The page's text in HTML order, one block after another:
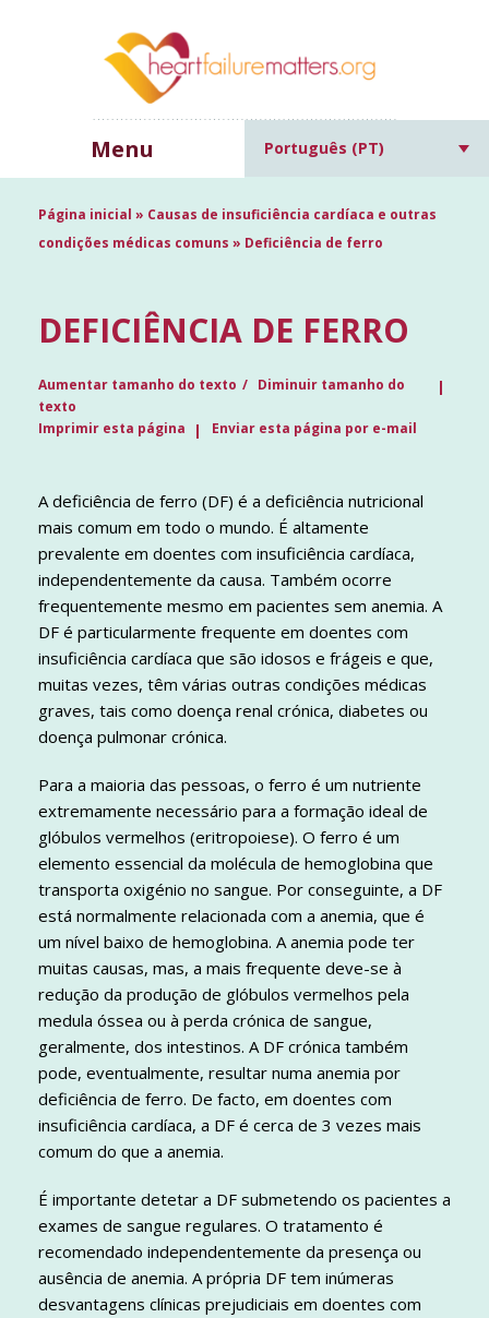
Menu Português (PT)
Página inicial » Causas de insuficiência cardíaca e outras
condições médicas comuns » Deficiência de ferro
DEFICIÊNCIA DE FERRO
Aumentar tamanho do texto
Diminuir tamanho do
texto
Imprimir esta página
Enviar esta página por e-mail
A deficiência de ferro (DF) é a deficiência nutricional
mais comum em todo o mundo. É altamente
prevalente em doentes com insuficiência cardíaca,
independentemente da causa. Também ocorre
frequentemente mesmo em pacientes sem anemia. A
DF é particularmente frequente em doentes com
insuficiência cardíaca que são idosos e frágeis e que,
muitas vezes, têm várias outras condições médicas
graves, tais como doença renal crónica, diabetes ou
doença pulmonar crónica.
Para a maioria das pessoas, o ferro é um nutriente
extremamente necessário para a formação ideal de
glóbulos vermelhos (eritropoiese). O ferro é um
elemento essencial da molécula de hemoglobina que
transporta oxigénio no sangue. Por conseguinte, a DF
está normalmente relacionada com a anemia, que é
um nível baixo de hemoglobina. A anemia pode ter
muitas causas, mas, a mais frequente deve-se à
redução da produção de glóbulos vermelhos pela
medula óssea ou à perda crónica de sangue,
geralmente, dos intestinos. A DF crónica também
pode, eventualmente, resultar numa anemia por
deficiência de ferro. De facto, em doentes com
insuficiência cardíaca, a DF é cerca de 3 vezes mais
comum do que a anemia.
É importante detetar a DF submetendo os pacientes a
exames de sangue regulares. O tratamento é
recomendado independentemente da presença ou
ausência de anemia. A própria DF tem inúmeras
desvantagens clínicas prejudiciais em doentes com